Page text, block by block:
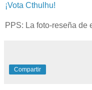
¡Vota Cthulhu!
PPS: La foto-reseña de
Compartir